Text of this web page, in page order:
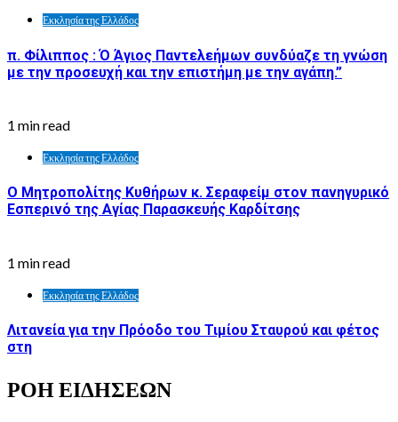
Εκκλησία της Ελλάδος
π. Φίλιππος : Ό Άγιος Παντελεήμων συνδύαζε τη γνώση
με την προσευχή και την επιστήμη με την αγάπη.”
1 min read
Εκκλησία της Ελλάδος
Ο Μητροπολίτης Κυθήρων κ. Σεραφείμ στον πανηγυρικό
Εσπερινό της Αγίας Παρασκευής Καρδίτσης
1 min read
Εκκλησία της Ελλάδος
Λιτανεία για την Πρόοδο του Τιμίου Σταυρού και φέτος
στη
ΡΟΗ ΕΙΔΗΣΕΩΝ